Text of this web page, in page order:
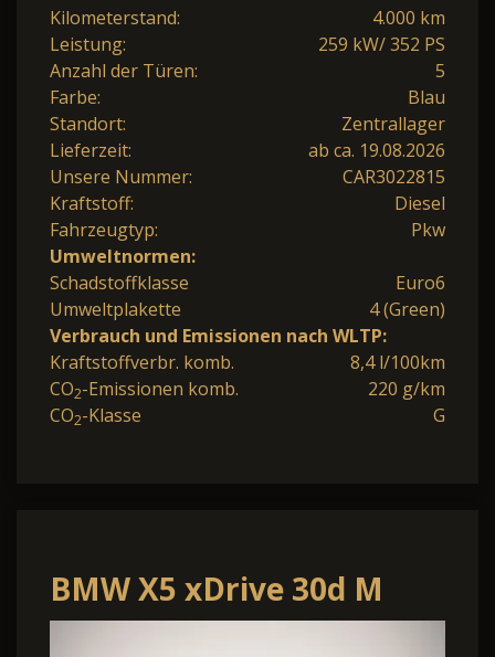
Kilometerstand:
4.000 km
Leistung:
259 kW/ 352 PS
Anzahl der Türen:
5
Farbe:
Blau
Standort:
Zentrallager
Lieferzeit:
ab ca. 19.08.2026
Unsere Nummer:
CAR3022815
Kraftstoff:
Diesel
Fahrzeugtyp:
Pkw
Umweltnormen:
Schadstoffklasse
Euro6
Umweltplakette
4 (Green)
Verbrauch und Emissionen nach WLTP:
Kraftstoffverbr. komb.
8,4 l/100km
CO2-Emissionen komb.
220 g/km
CO2-Klasse G
BMW X5 xDrive 30d M
Sport*UPE